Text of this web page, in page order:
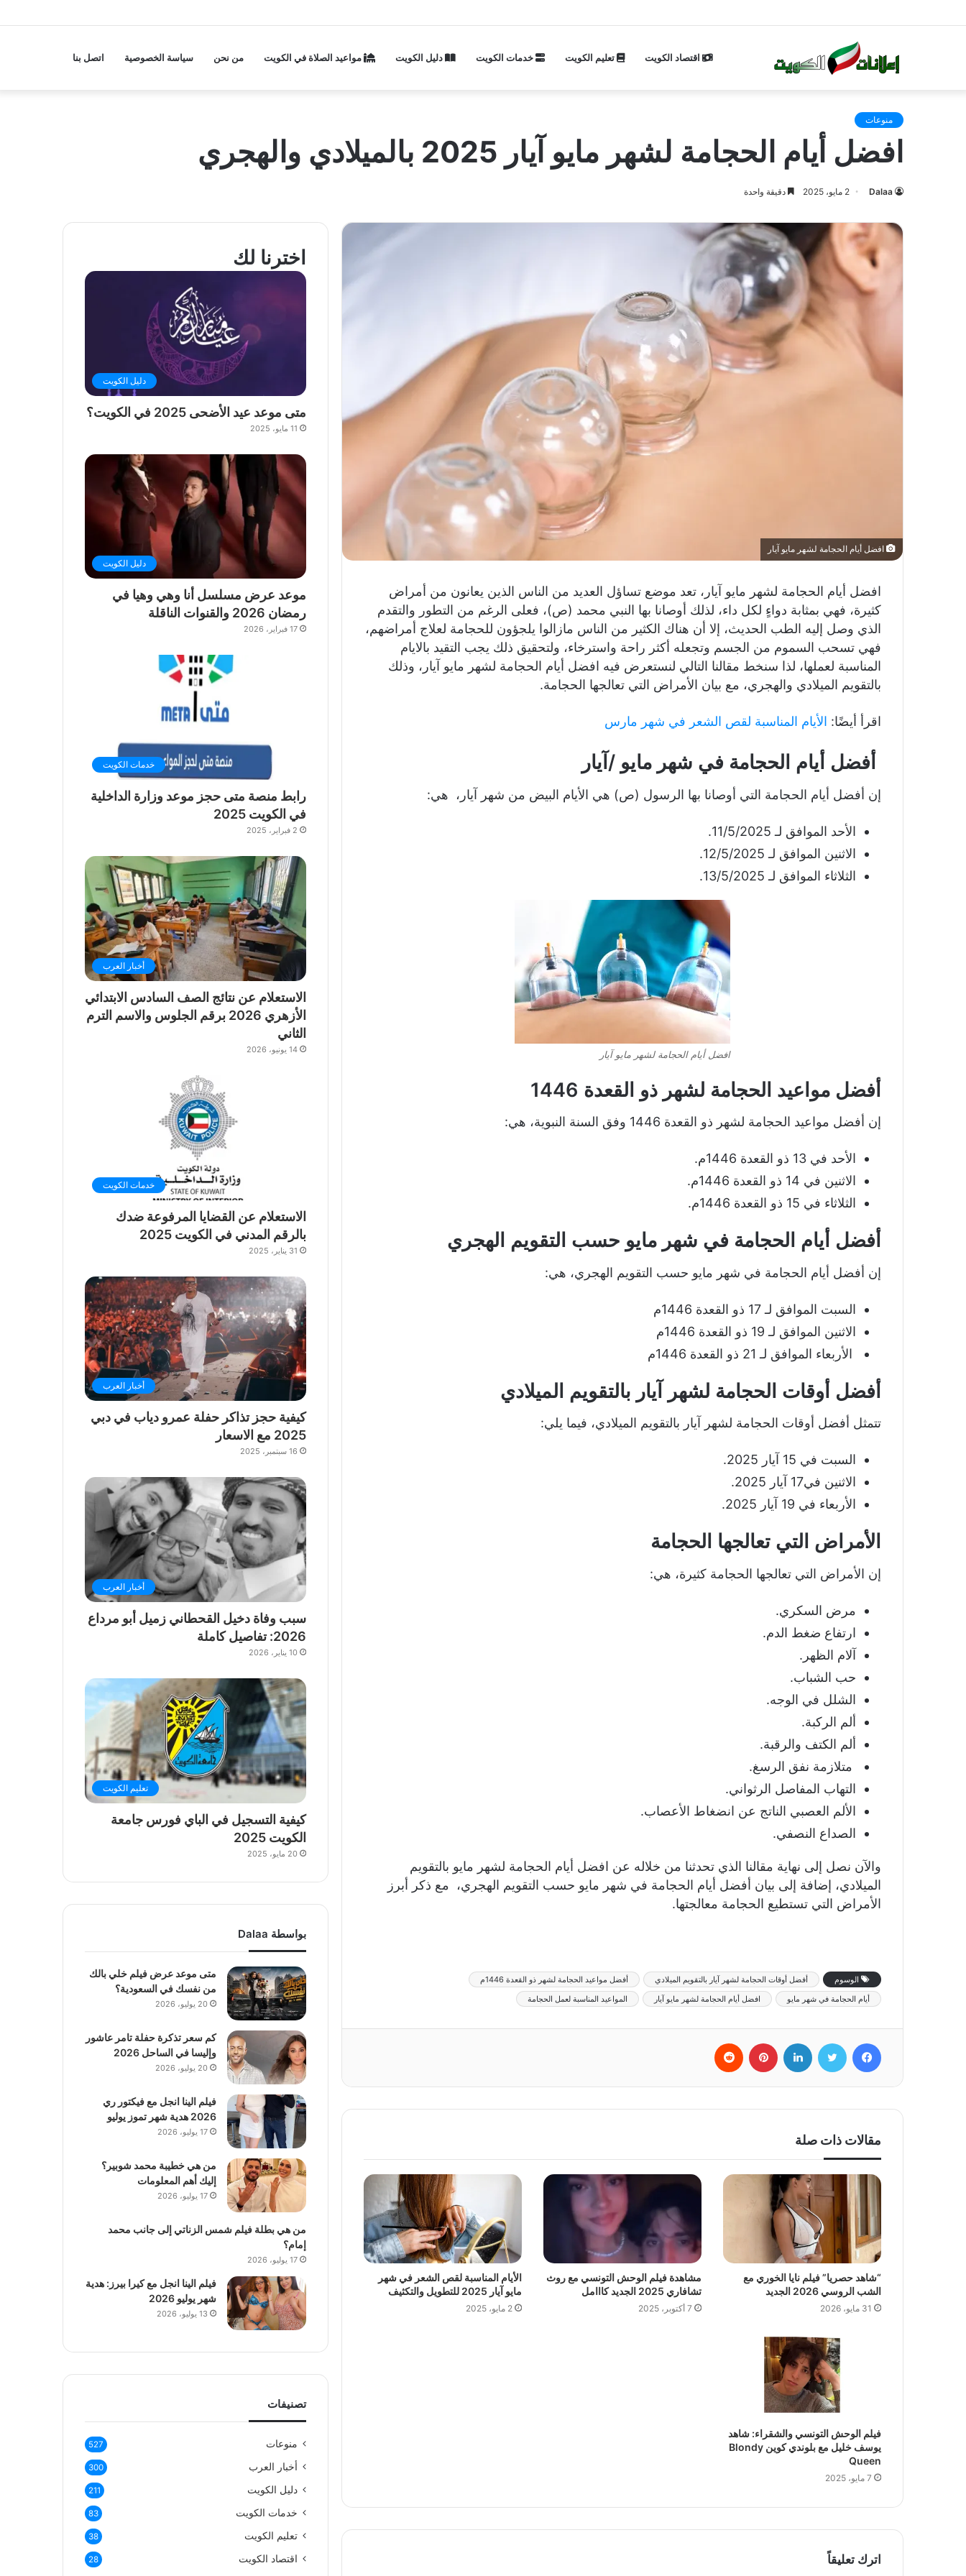
اقتصاد الكويت تعليم الكويت خدمات الكويت دليل الكويت مواعيد الصلاة في الكويت من نحن سياسة الخصوصية اتصل بنا
منوعات
افضل أيام الحجامة لشهر مايو آيار 2025 بالميلادي والهجري
Dalaa 2 مايو، 2025 دقيقة واحدة
افضل أيام الحجامة لشهر مايو آيار
افضل أيام الحجامة لشهر مايو آيار، تعد موضع تساؤل العديد من الناس الذين يعانون من أمراض
كثيرة، فهي بمثابة دواءٍ لكل داء، لذلك أوصانا بها النبي محمد (ص)، فعلى الرغم من التطور والتقدم
الذي وصل إليه الطب الحديث، إلا أن هناك الكثير من الناس مازالوا يلجؤون للحجامة لعلاج أمراضهم،
فهي تسحب السموم من الجسم وتجعله أكثر راحة واسترخاء، ولتحقيق ذلك يجب التقيد بالايام
المناسبة لعملها، لذا سنخط مقالنا التالي لنستعرض فيه افضل أيام الحجامة لشهر مايو آيار، وذلك
بالتقويم الميلادي والهجري، مع بيان الأمراض التي تعالجها الحجامة.
اقرأ أيضًا: الأيام المناسبة لقص الشعر في شهر مارس
أفضل أيام الحجامة في شهر مايو /آيار
إن أفضل أيام الحجامة التي أوصانا بها الرسول (ص) هي الأيام البيض من شهر آيار، هي:
الأحد الموافق لـ 11/5/2025.
الاثنين الموافق لـ 12/5/2025.
الثلاثاء الموافق لـ 13/5/2025.
افضل أيام الحجامة لشهر مايو آيار
أفضل مواعيد الحجامة لشهر ذو القعدة 1446
إن أفضل مواعيد الحجامة لشهر ذو القعدة 1446 وفق السنة النبوية، هي:
الأحد في 13 ذو القعدة 1446م.
الاثنين في 14 ذو القعدة 1446م.
الثلاثاء في 15 ذو القعدة 1446م.
أفضل أيام الحجامة في شهر مايو حسب التقويم الهجري
إن أفضل أيام الحجامة في شهر مايو حسب التقويم الهجري، هي:
السبت الموافق لـ 17 ذو القعدة 1446م
الاثنين الموافق لـ 19 ذو القعدة 1446م
الأربعاء الموافق لـ 21 ذو القعدة 1446م
أفضل أوقات الحجامة لشهر آيار بالتقويم الميلادي
تتمثل أفضل أوقات الحجامة لشهر آيار بالتقويم الميلادي، فيما يلي:
السبت في 15 آيار 2025.
الاثنين في17 آيار 2025.
الأربعاء في 19 آيار 2025.
الأمراض التي تعالجها الحجامة
إن الأمراض التي تعالجها الحجامة كثيرة، هي:
مرض السكري.
ارتفاع ضغط الدم.
آلام الظهر.
حب الشباب.
الشلل في الوجه.
ألم الركبة.
ألم الكتف والرقبة.
متلازمة نفق الرسغ.
التهاب المفاصل الرثواني.
الألم العصبي الناتج عن انضغاط الأعصاب.
الصداع النصفي.
والآن نصل إلى نهاية مقالنا الذي تحدثنا من خلاله عن افضل أيام الحجامة لشهر مايو بالتقويم
الميلادي، إضافة إلى بيان أفضل أيام الحجامة في شهر مايو حسب التقويم الهجري، مع ذكر أبرز
الأمراض التي تستطيع الحجامة معالجتها.
الوسوم أفضل أوقات الحجامة لشهر آيار بالتقويم الميلادي
أفضل مواعيد الحجامة لشهر ذو القعدة 1446م
أيام الحجامة في شهر مايو
افضل أيام الحجامة لشهر مايو آيار المواعيد المناسبة لعمل الحجامة
مقالات ذات صلة
“شاهد حصريا” فيلم نايا الخوري مع
الشب الروسي 2026 الجديد
31 مايو، 2026
مشاهدة فيلم الوحش التونسي مع روث
تشافاري 2025 الجديد كااامل
7 أكتوبر، 2025
الأيام المناسبة لقص الشعر في شهر
مايو آيار 2025 للتطويل والتكثيف
2 مايو، 2025
فيلم الوحش التونسي والشقراء: شاهد
يوسف خليل مع بلوندي كوين Blondy
Queen
7 مايو، 2025
اترك تعليقاً
اخترنا لك
دليل الكويت
متى موعد عيد الأضحى 2025 في الكويت؟
11 مايو، 2025
دليل الكويت
موعد عرض مسلسل أنا وهي وهيا في
رمضان 2026 والقنوات الناقلة
17 فبراير، 2026
خدمات الكويت
رابط منصة متى حجز موعد وزارة الداخلية
في الكويت 2025
2 فبراير، 2025
أخبار العرب
الاستعلام عن نتائج الصف السادس الابتدائي
الأزهري 2026 برقم الجلوس والاسم الترم
الثاني
14 يونيو، 2026
خدمات الكويت
الاستعلام عن القضايا المرفوعة ضدك
بالرقم المدني في الكويت 2025
31 يناير، 2025
أخبار العرب
كيفية حجز تذاكر حفلة عمرو دياب في دبي
2025 مع الاسعار
16 سبتمبر، 2025
أخبار العرب
سبب وفاة دخيل القحطاني زميل أبو مرداع
2026: تفاصيل كاملة
10 يناير، 2026
تعليم الكويت
كيفية التسجيل في الباي فورس جامعة
الكويت 2025
20 مايو، 2025
بواسطة Dalaa
متى موعد عرض فيلم خلي بالك
من نفسك في السعودية؟
20 يوليو، 2026
كم سعر تذكرة حفلة تامر عاشور
وإليسا في الساحل 2026
20 يوليو، 2026
فيلم الينا انجل مع فيكتور ري
2026 هدية شهر تموز يوليو
17 يوليو، 2026
من هي خطيبة محمد شوبير؟
إليك أهم المعلومات
17 يوليو، 2026
من هي بطلة فيلم شمس الزناتي إلى جانب محمد
إمام؟
17 يوليو، 2026
فيلم الينا انجل مع كيرا بيرز: هدية
شهر يوليو 2026
13 يوليو، 2026
تصنيفات
منوعات 527
أخبار العرب 300
دليل الكويت 211
خدمات الكويت 83
تعليم الكويت 38
اقتصاد الكويت 28